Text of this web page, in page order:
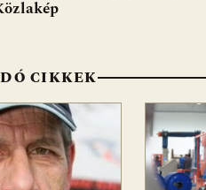
p
A
p
t
CIKKEK